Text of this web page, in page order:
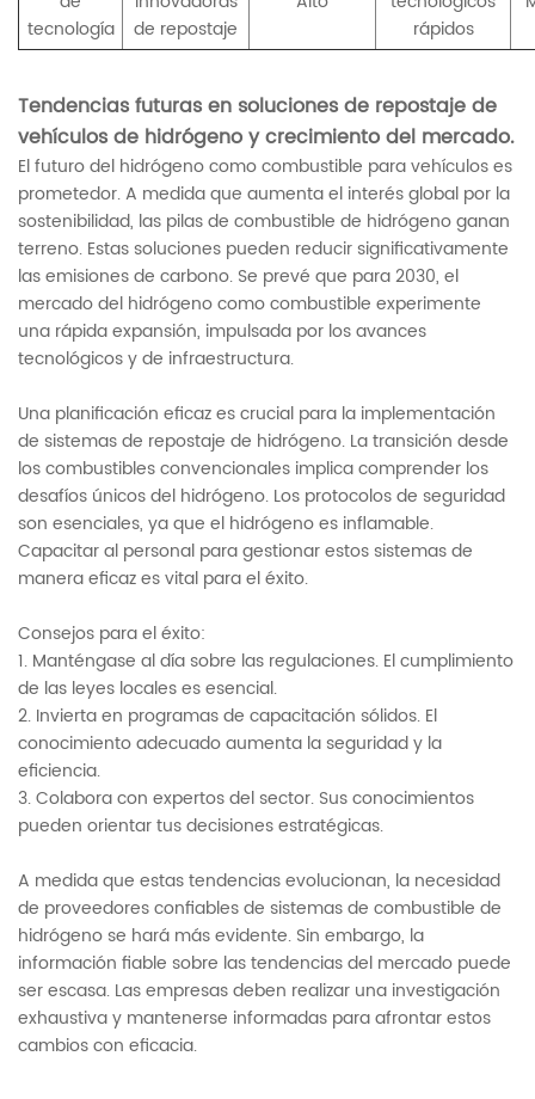
tecnología
de repostaje
rápidos
Tendencias futuras en soluciones de repostaje de
vehículos de hidrógeno y crecimiento del mercado.
El futuro del hidrógeno como combustible para vehículos es
prometedor. A medida que aumenta el interés global por la
sostenibilidad, las pilas de combustible de hidrógeno ganan
terreno. Estas soluciones pueden reducir significativamente
las emisiones de carbono. Se prevé que para 2030, el
mercado del hidrógeno como combustible experimente
una rápida expansión, impulsada por los avances
tecnológicos y de infraestructura.
Una planificación eficaz es crucial para la implementación
de sistemas de repostaje de hidrógeno. La transición desde
los combustibles convencionales implica comprender los
desafíos únicos del hidrógeno. Los protocolos de seguridad
son esenciales, ya que el hidrógeno es inflamable.
Capacitar al personal para gestionar estos sistemas de
manera eficaz es vital para el éxito.
Consejos para el éxito:
1. Manténgase al día sobre las regulaciones. El cumplimiento
de las leyes locales es esencial.
2. Invierta en programas de capacitación sólidos. El
conocimiento adecuado aumenta la seguridad y la
eficiencia.
3. Colabora con expertos del sector. Sus conocimientos
pueden orientar tus decisiones estratégicas.
A medida que estas tendencias evolucionan, la necesidad
de proveedores confiables de sistemas de combustible de
hidrógeno se hará más evidente. Sin embargo, la
información fiable sobre las tendencias del mercado puede
ser escasa. Las empresas deben realizar una investigación
exhaustiva y mantenerse informadas para afrontar estos
cambios con eficacia.